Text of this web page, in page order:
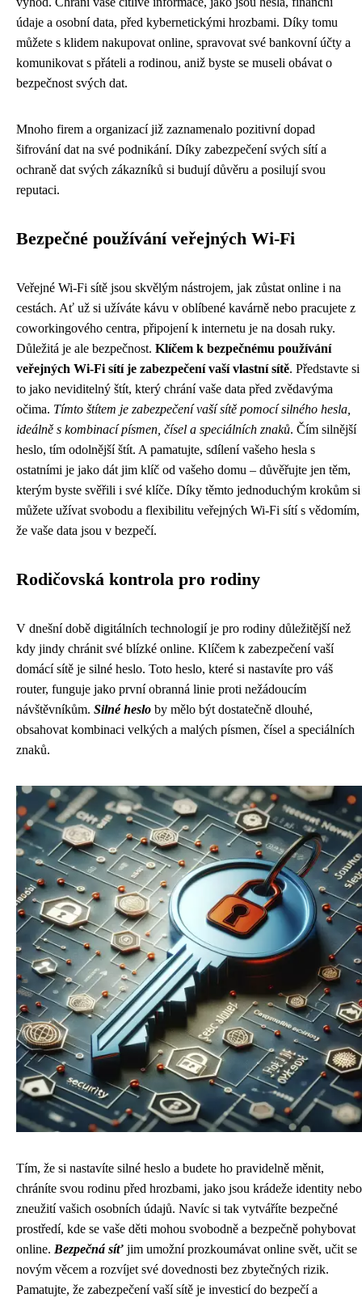
údaje a osobní data, před kybernetickými hrozbami. Díky tomu
můžete s klidem nakupovat online, spravovat své bankovní účty a
komunikovat s přáteli a rodinou, aniž byste se museli obávat o
bezpečnost svých dat.
Mnoho firem a organizací již zaznamenalo pozitivní dopad
šifrování dat na své podnikání. Díky zabezpečení svých sítí a
ochraně dat svých zákazníků si budují důvěru a posilují svou
reputaci.
Bezpečné používání veřejných Wi-Fi
Veřejné Wi-Fi sítě jsou skvělým nástrojem, jak zůstat online i na
cestách. Ať už si užíváte kávu v oblíbené kavárně nebo pracujete z
coworkingového centra, připojení k internetu je na dosah ruky.
Důležitá je ale bezpečnost. Klíčem k bezpečnému používání
veřejných Wi-Fi sítí je zabezpečení vaší vlastní sítě. Představte si
to jako neviditelný štít, který chrání vaše data před zvědavýma
očima. Tímto štítem je zabezpečení vaší sítě pomocí silného hesla,
ideálně s kombinací písmen, čísel a speciálních znaků. Čím silnější
heslo, tím odolnější štít. A pamatujte, sdílení vašeho hesla s
ostatními je jako dát jim klíč od vašeho domu – důvěřujte jen těm,
kterým byste svěřili i své klíče. Díky těmto jednoduchým krokům si
můžete užívat svobodu a flexibilitu veřejných Wi-Fi sítí s vědomím,
že vaše data jsou v bezpečí.
Rodičovská kontrola pro rodiny
V dnešní době digitálních technologií je pro rodiny důležitější než
kdy jindy chránit své blízké online. Klíčem k zabezpečení vaší
domácí sítě je silné heslo. Toto heslo, které si nastavíte pro váš
router, funguje jako první obranná linie proti nežádoucím
návštěvníkům. Silné heslo by mělo být dostatečně dlouhé,
obsahovat kombinaci velkých a malých písmen, čísel a speciálních
znaků.
Tím, že si nastavíte silné heslo a budete ho pravidelně měnit,
chráníte svou rodinu před hrozbami, jako jsou krádeže identity nebo
zneužití vašich osobních údajů. Navíc si tak vytváříte bezpečné
prostředí, kde se vaše děti mohou svobodně a bezpečně pohybovat
online. Bezpečná síť jim umožní prozkoumávat online svět, učit se
novým věcem a rozvíjet své dovednosti bez zbytečných rizik.
Pamatujte, že zabezpečení vaší sítě je investicí do bezpečí a